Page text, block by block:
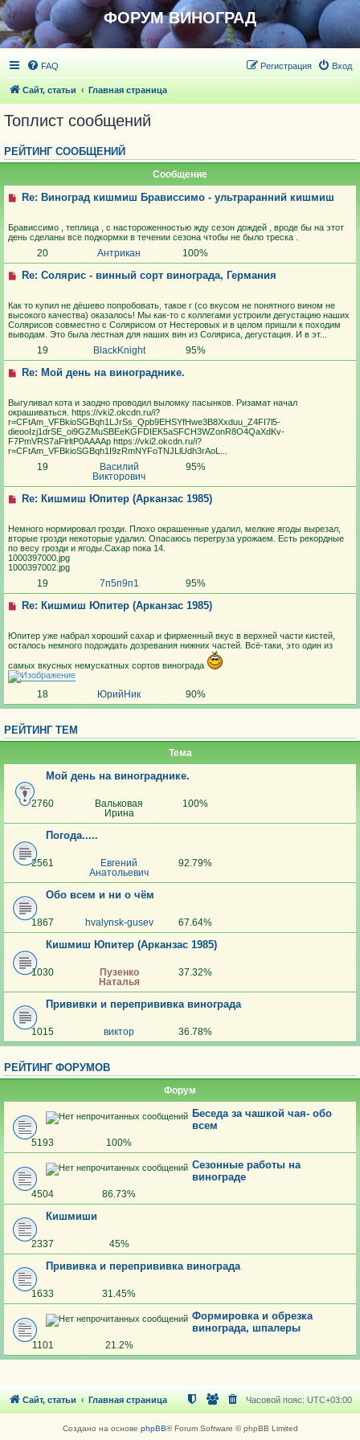
ФОРУМ ВИНОГРАД
FAQ Вход
Регистрация
Сайт, статьи Главная страница
Топлист сообщений
РЕЙТИНГ СООБЩЕНИЙ
Сообщение
Re: Виноград кишмиш Брависсимо - ультраранний кишмиш
Брависсимо , теплица , с настороженностью жду сезон дождей , вроде бы на этот
день сделаны все подкормки в течении сезона чтобы не было треска .
20 Антрикан 100%
Re: Солярис - винный сорт винограда, Германия
Как то купил не дёшево попробовать, такое г (со вкусом не понятного вином не
высокого качества) оказалось! Мы как-то с коллегами устроили дегустацию наших
Солярисов совместно с Солярисом от Нестеровых и в целом пришли к походим
выводам. Это была лестная для наших вин из Соляриса, дегустация. И в эт...
19 BlackKnight 95%
Re: Мой день на винограднике.
Выгуливал кота и заодно проводил выломку пасынков. Ризамат начал
окрашиваться. https://vki2.okcdn.ru/i?
r=CFtAm_VFBkioSGBqh1LJrSs_Qpb9EHSYfHwe3B8Xxduu_Z4FI7l5-
dieooIzj1drSE_oi9GZMuSBEeKGFDIEK5aSFCH3WZonR8O4QaXdKv-
F7PmVRS7aFlrltP0AAAAp https://vki2.okcdn.ru/i?
r=CFtAm_VFBkioSGBqh1I9zRmNYFoTNJLlUdh3rAoL...
19
Василий
Викторович
95%
Re: Кишмиш Юпитер (Арканзас 1985)
Немного нормировал грозди. Плохо окрашенные удалил, мелкие ягоды вырезал,
вторые грозди некоторые удалил. Опасаюсь перегруза урожаем. Есть рекордные
по весу грозди и ягоды.Сахар пока 14.
1000397000.jpg
1000397002.jpg
19 7п5п9п1 95%
Re: Кишмиш Юпитер (Арканзас 1985)
Юпитер уже набрал хороший сахар и фирменный вкус в верхней части кистей,
осталось немного подождать дозревания нижних частей. Всё-таки, это один из
самых вкусных немускатных сортов винограда
18 ЮрийНик 90%
РЕЙТИНГ ТЕМ
Тема
Мой день на винограднике.
2760
Вальковая
Ирина
100%
Погода.....
2561
Евгений
Анатольевич
92.79%
Обо всем и ни о чём
1867 hvalynsk-gusev 67.64%
Кишмиш Юпитер (Арканзас 1985)
1030
Пузенко
Наталья
37.32%
Прививки и перепрививка винограда
1015 виктор 36.78%
РЕЙТИНГ ФОРУМОВ
Форум
Беседа за чашкой чая- обо
всем
5193 100%
Сезонные работы на
винограде
4504 86.73%
Кишмиши
2337 45%
Прививка и перепрививка винограда
1633 31.45%
Формировка и обрезка
винограда, шпалеры
1101 21.2%
Сайт, статьи Главная страница Часовой пояс: UTC+03:00
Создано на основе phpBB® Forum Software © phpBB Limited